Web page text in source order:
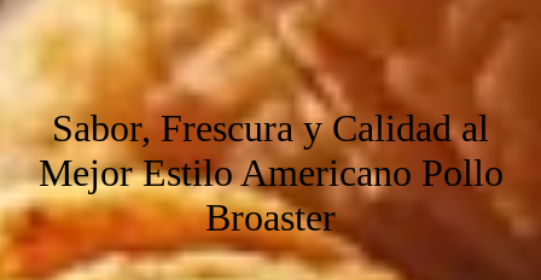
Sabor, Frescura y Calidad al
Mejor Estilo Americano Pollo
Broaster